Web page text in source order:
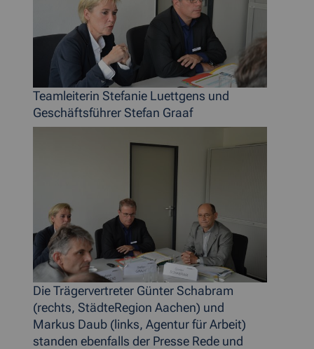
Teamleiterin Stefanie Luettgens und
Geschäftsführer Stefan Graaf
Die Trägervertreter Günter Schabram
(rechts, StädteRegion Aachen) und
Markus Daub (links, Agentur für Arbeit)
standen ebenfalls der Presse Rede und